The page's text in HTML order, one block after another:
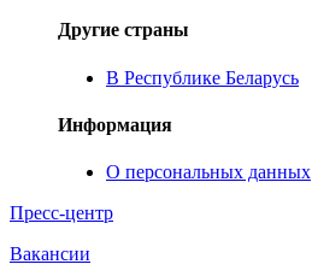
Другие страны
В Республике Беларусь
Информация
О персональных данных
Пресс-центр
Вакансии